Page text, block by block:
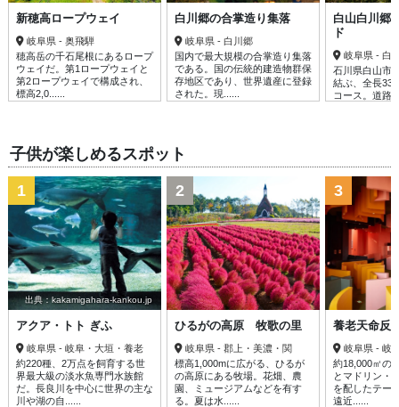
新穂高ロープウェイ
岐阜県 - 奥飛騨
穂高岳の千石尾根にあるロープ
ウェイだ。第1ロープウェイと
第2ロープウェイで構成され、
標高2,0......
白川郷の合掌造り集落
岐阜県 - 白川郷
国内で最大規模の合掌造り集落
である。国の伝統的建造物群保
存地区であり、世界遺産に登録
された。現......
白山白川郷
ド
岐阜県 - 白
石川県白山市
結ぶ、全長
コース。道路
子供が楽しめるスポット
出典：kakamigahara-kankou.jp
1
アクア・トト ぎふ
岐阜県 - 岐阜・大垣・養老
約220種、2万点を飼育する世
界最大級の淡水魚専門水族館
だ。長良川を中心に世界の主な
川や湖の自......
2
ひるがの高原 牧歌の里
岐阜県 - 郡上・美濃・関
標高1,000mに広がる、ひるが
の高原にある牧場。花畑、農
園、ミュージアムなどを有す
る。夏は水......
3
養老天命反
岐阜県 - 岐
約18,000㎡の
とマドリン・
を配したテー
遠近......